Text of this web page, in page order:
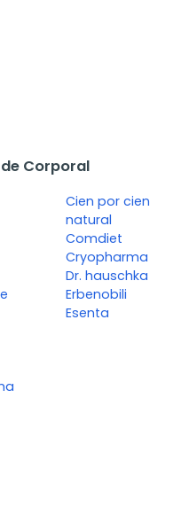
Corporal
Cien por cien
natural
Comdiet
Cryopharma
Dr. hauschka
Erbenobili
Esenta